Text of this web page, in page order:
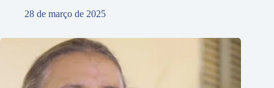
28 de março de 2025